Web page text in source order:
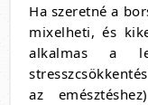
Ha szeretné a
mixelheti, és
alkalmas a
az